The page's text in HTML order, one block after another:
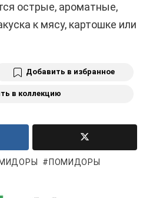
острые, ароматные,
к мясу, картошке или
Добавить в избранное
в коллекцию
ПОМИДОРЫ